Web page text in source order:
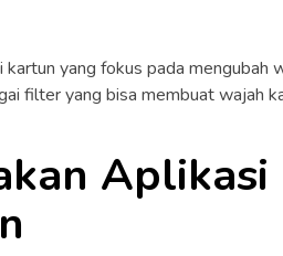
yang fokus pada mengubah
filter yang bisa membuat wajah